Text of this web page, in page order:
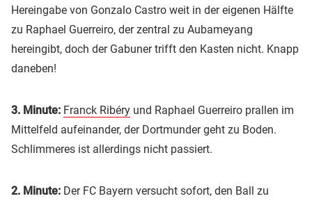
Hereingabe von Gonzalo Castro weit in der eigenen Hälfte
zu Raphael Guerreiro, der zentral zu Aubameyang
hereingibt, doch der Gabuner trifft den Kasten nicht. Knapp
daneben!
3. Minute: Franck Ribéry und Raphael Guerreiro prallen im
Mittelfeld aufeinander, der Dortmunder geht zu Boden.
Schlimmeres ist allerdings nicht passiert.
2. Minute: Der FC Bayern versucht sofort, den Ball zu